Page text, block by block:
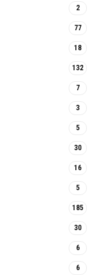
2
77
18
132
7
3
5
30
16
5
185
30
6
6